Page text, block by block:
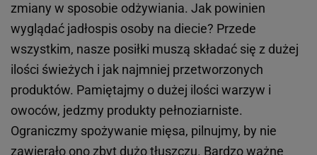
zmiany w sposobie odżywiania. Jak powinien
wyglądać jadłospis osoby na diecie? Przede
wszystkim, nasze posiłki muszą składać się z dużej
ilości świeżych i jak najmniej przetworzonych
produktów. Pamiętajmy o dużej ilości warzyw i
owoców, jedzmy produkty pełnoziarniste.
Ograniczmy spożywanie mięsa, pilnujmy, by nie
zawierało ono zbyt dużo tłuszczu. Bardzo ważne